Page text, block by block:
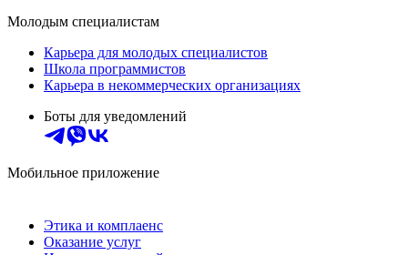
Молодым специалистам
Карьера для молодых специалистов
Школа программистов
Карьера в некоммерческих организациях
Боты для уведомлений
Мобильное приложение
Этика и комплаенс
Оказание услуг